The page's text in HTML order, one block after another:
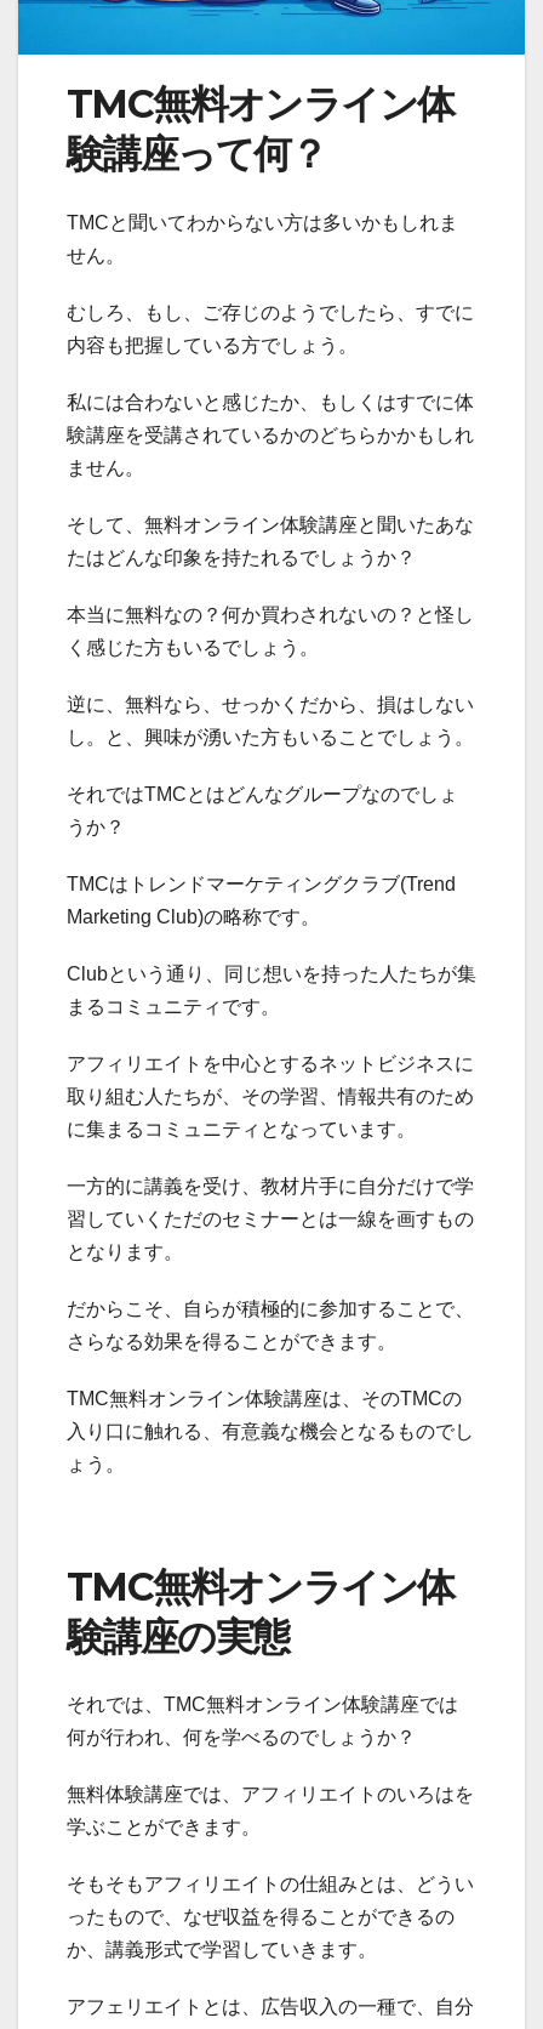
TMC無料オンライン体
験講座って何？
TMCと聞いてわからない方は多いかもしれま
せん。
むしろ、もし、ご存じのようでしたら、すでに
内容も把握している方でしょう。
私には合わないと感じたか、もしくはすでに体
験講座を受講されているかのどちらかかもしれ
ません。
そして、無料オンライン体験講座と聞いたあな
たはどんな印象を持たれるでしょうか？
本当に無料なの？何か買わされないの？と怪し
く感じた方もいるでしょう。
逆に、無料なら、せっかくだから、損はしない
し。と、興味が湧いた方もいることでしょう。
それではTMCとはどんなグループなのでしょ
うか？
TMCはトレンドマーケティングクラブ(Trend
Marketing Club)の略称です。
Clubという通り、同じ想いを持った人たちが集
まるコミュニティです。
アフィリエイトを中心とするネットビジネスに
取り組む人たちが、その学習、情報共有のため
に集まるコミュニティとなっています。
一方的に講義を受け、教材片手に自分だけで学
習していくただのセミナーとは一線を画すもの
となります。
だからこそ、自らが積極的に参加することで、
さらなる効果を得ることができます。
TMC無料オンライン体験講座は、そのTMCの
入り口に触れる、有意義な機会となるものでし
ょう。
TMC無料オンライン体
験講座の実態
それでは、TMC無料オンライン体験講座では
何が行われ、何を学べるのでしょうか？
無料体験講座では、アフィリエイトのいろはを
学ぶことができます。
そもそもアフィリエイトの仕組みとは、どうい
ったもので、なぜ収益を得ることができるの
か、講義形式で学習していきます。
アフェリエイトとは、広告収入の一種で、自分